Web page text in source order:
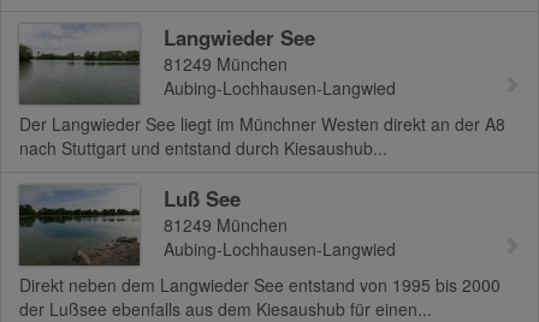
Langwieder See
81249 München
Aubing-Lochhausen-Langwied
Der Langwieder See liegt im Münchner Westen direkt an der A8
nach Stuttgart und entstand durch Kiesaushub...
Luß See
81249 München
Aubing-Lochhausen-Langwied
Direkt neben dem Langwieder See entstand von 1995 bis 2000
der Lußsee ebenfalls aus dem Kiesaushub für einen...